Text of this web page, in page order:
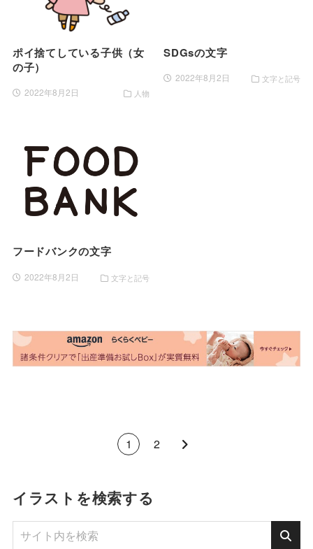
ポイ捨てしている子供（女
の子）
2022年8月2日 人物
SDGsの文字
2022年8月2日 文字と記号
フードバンクの文字
2022年8月2日 文字と記号
1 2
イラストを検索する